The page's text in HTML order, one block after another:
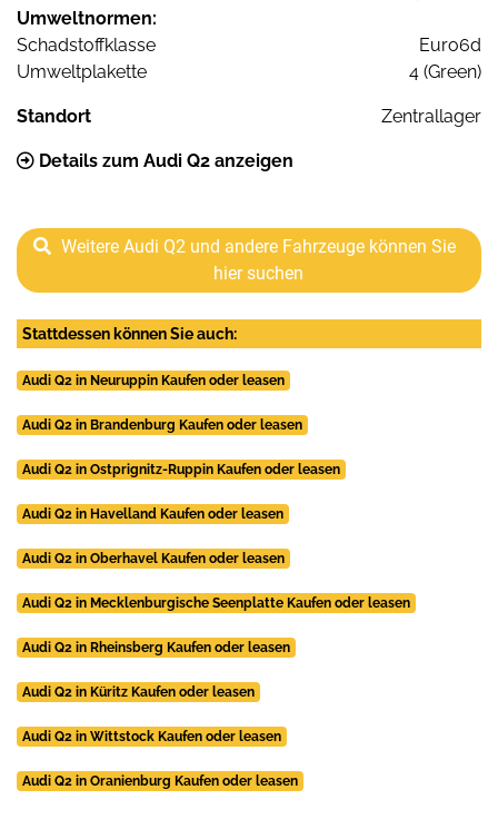
Umweltnormen:
Schadstoffklasse
Euro6d
Umweltplakette
4 (Green)
Standort Zentrallager
Details zum Audi Q2 anzeigen
Weitere Audi Q2 und andere Fahrzeuge können Sie
hier suchen
Stattdessen können Sie auch:
Audi Q2 in Neuruppin Kaufen oder leasen
Audi Q2 in Brandenburg Kaufen oder leasen
Audi Q2 in Ostprignitz-Ruppin Kaufen oder leasen
Audi Q2 in Havelland Kaufen oder leasen
Audi Q2 in Oberhavel Kaufen oder leasen
Audi Q2 in Mecklenburgische Seenplatte Kaufen oder leasen
Audi Q2 in Rheinsberg Kaufen oder leasen
Audi Q2 in Küritz Kaufen oder leasen
Audi Q2 in Wittstock Kaufen oder leasen
Audi Q2 in Oranienburg Kaufen oder leasen